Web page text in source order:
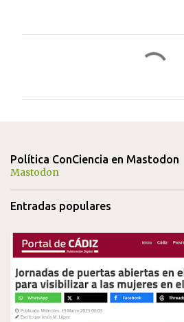
t
a
r
i
o
s
Política ConCiencia en Mastodon
Mastodon
Entradas populares